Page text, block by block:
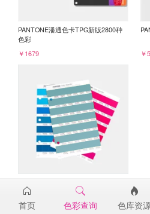
PANTONE潘通色卡TPG新版2800种
色彩
￥1679
￥
16-5114TPG
￥98
首页 色彩查询 色库资